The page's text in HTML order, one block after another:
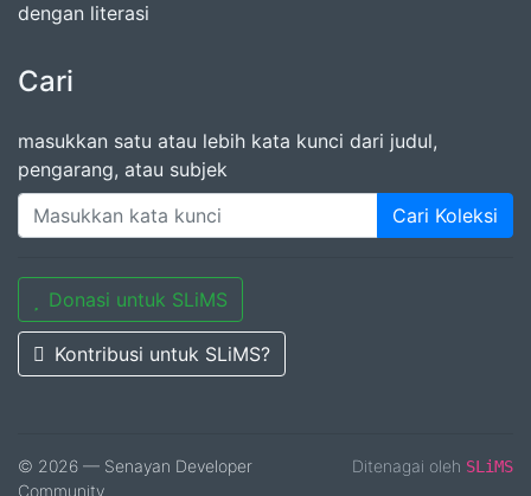
dengan literasi
Cari
masukkan satu atau lebih kata kunci dari judul,
pengarang, atau subjek
Cari Koleksi
Donasi untuk SLiMS
Kontribusi untuk SLiMS?
© 2026 — Senayan Developer
Community
Ditenagai oleh SLiMS